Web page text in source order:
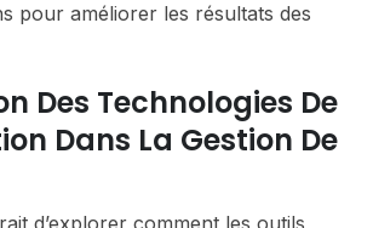
pour améliorer les résultats des
Des Technologies De
Dans La Gestion De